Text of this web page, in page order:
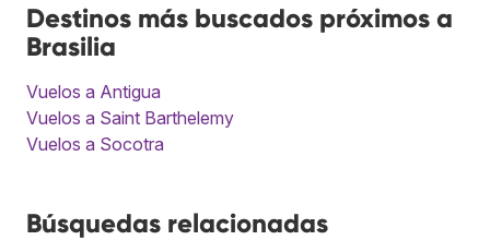
Destinos más buscados próximos a
Brasilia
Vuelos a Antigua
Vuelos a Saint Barthelemy
Vuelos a Socotra
Búsquedas relacionadas